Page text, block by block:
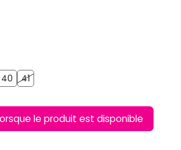
40 404141
le produit est disponible